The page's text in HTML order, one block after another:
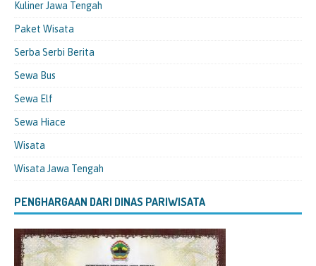
Kuliner Jawa Tengah
Paket Wisata
Serba Serbi Berita
Sewa Bus
Sewa Elf
Sewa Hiace
Wisata
Wisata Jawa Tengah
PENGHARGAAN DARI DINAS PARIWISATA